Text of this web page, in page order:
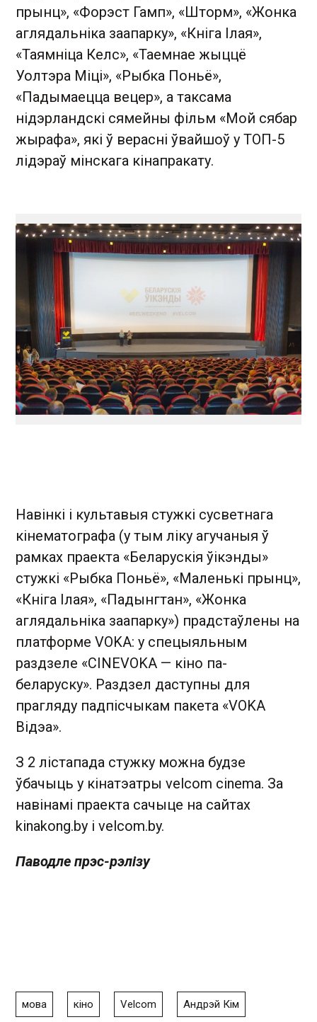
прынц», «Форэст Гамп», «Шторм», «Жонка
аглядальніка заапарку», «Кніга Ілая»,
«Таямніца Келс», «Таемнае жыццё
Уолтэра Міці», «Рыбка Поньё»,
«Падымаецца вецер», а таксама
нідэрландскі сямейны фільм «Мой сябар
жырафа», які ў верасні ўвайшоў у ТОП-5
лідэраў мінскага кінапракату.
Навінкі і культавыя стужкі сусветнага
кінематографа (у тым ліку агучаныя ў
рамках праекта «Беларускія ўікэнды»
стужкі «Рыбка Поньё», «Маленькі прынц»,
«Кніга Ілая», «Падынгтан», «Жонка
аглядальніка заапарку») прадстаўлены на
платформе VOKA: у спецыяльным
раздзеле «CINEVOKA — кіно па-
беларуску». Раздзел даступны для
прагляду падпісчыкам пакета «VOKA
Відэа».
З 2 лістапада стужку можна будзе
ўбачыць у кінатэатры velcom cinema. За
навінамі праекта сачыце на сайтах
kinakong.by і velcom.by.
Паводле прэс-рэлізу
мова кіно Velcom Андрэй Кім